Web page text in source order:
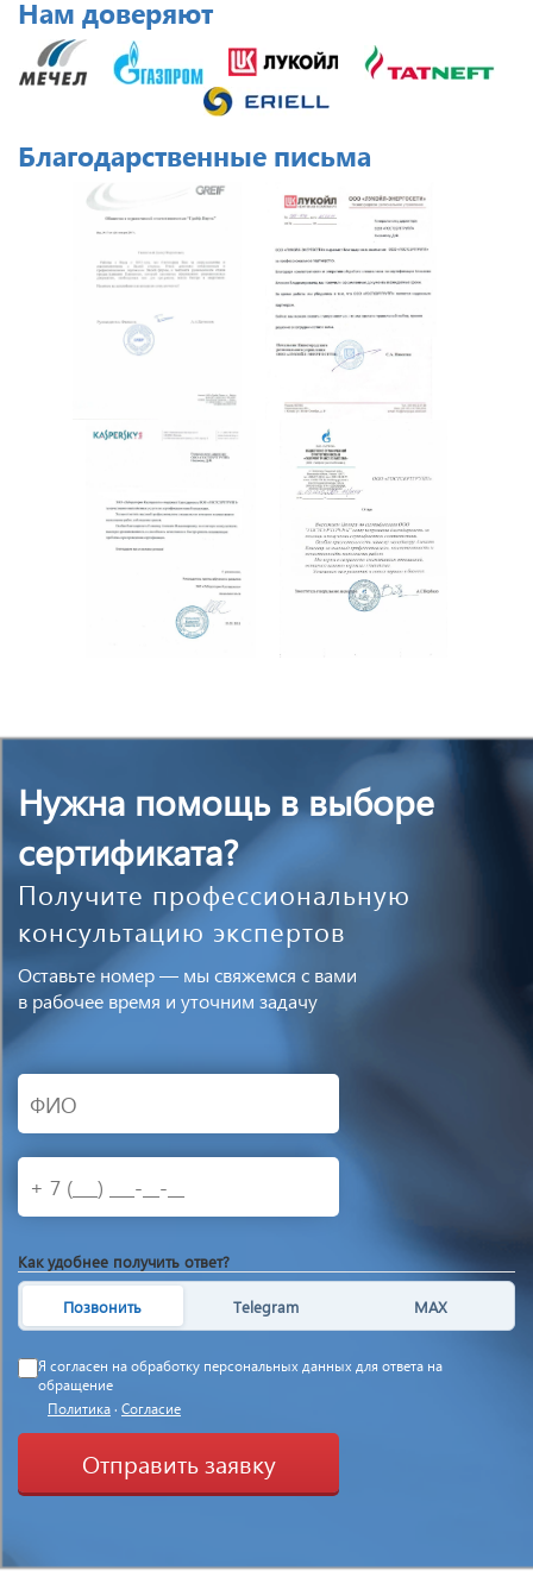
Нам доверяют
Благодарственные письма
Нужна помощь в выборе
сертификата?
Получите профессиональную
консультацию экспертов
Оставьте номер — мы свяжемся с вами
в рабочее время и уточним задачу
Как удобнее получить ответ?
Позвонить Telegram MAX
Я согласен на обработку персональных данных для ответа на
обращение
Политика · Согласие
Отправить заявку